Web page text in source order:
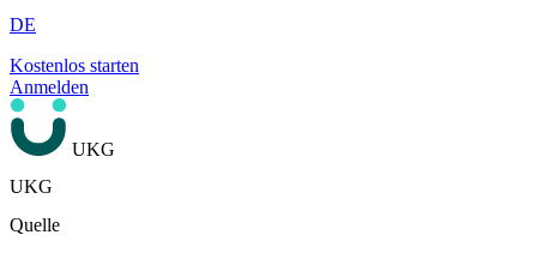
DE
Kostenlos starten
Anmelden
UKG
UKG
Quelle